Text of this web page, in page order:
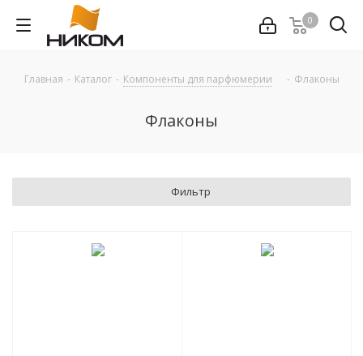
0
Главная - Каталог - Компоненты для парфюмерии - Флаконы
Флаконы
Фильтр